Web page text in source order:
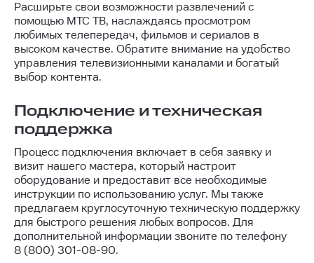
Расширьте свои возможности развлечений с
помощью МТС ТВ, наслаждаясь просмотром
любимых телепередач, фильмов и сериалов в
высоком качестве. Обратите внимание на удобство
управления телевизионными каналами и богатый
выбор контента.
Подключение и техническая
поддержка
Процесс подключения включает в себя заявку и
визит нашего мастера, который настроит
оборудование и предоставит все необходимые
инструкции по использованию услуг. Мы также
предлагаем круглосуточную техническую поддержку
для быстрого решения любых вопросов. Для
дополнительной информации звоните по телефону
8 (800) 301-08-90.